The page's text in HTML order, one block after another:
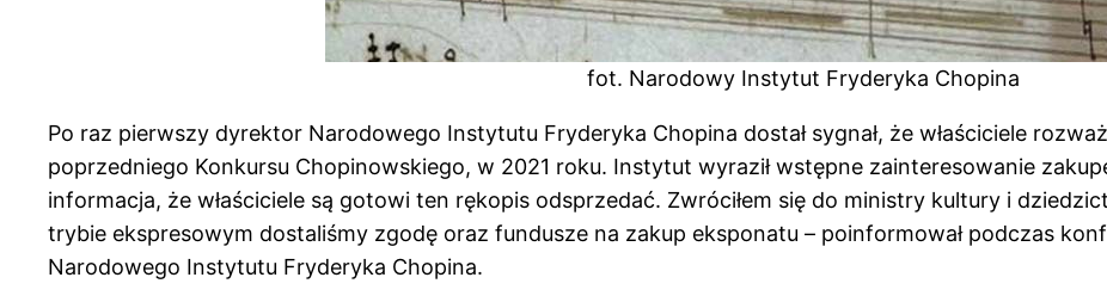
fot. Narodowy Instytut Fryderyka Chopina
Po raz pierwszy dyrektor Narodowego Instytutu Fryderyka Chopina dostał sygnał, że właściciele
poprzedniego Konkursu Chopinowskiego, w 2021 roku. Instytut wyraził wstępne zainteresowanie
informacja, że właściciele są gotowi ten rękopis odsprzedać. Zwróciłem się do ministry kultury i
trybie ekspresowym dostaliśmy zgodę oraz fundusze na zakup eksponatu – poinformował podczas
Narodowego Instytutu Fryderyka Chopina.